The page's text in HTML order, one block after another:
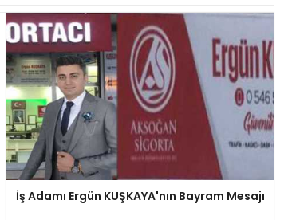
İş Adamı Ergün KUŞKAYA'nın Bayram Mesajı